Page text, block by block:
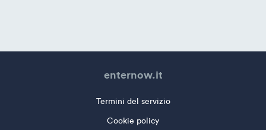
enternow.it
Termini del servizio
Cookie policy